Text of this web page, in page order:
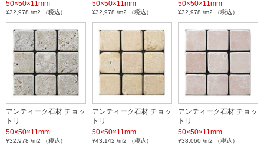
50×50×11mm
¥32,978 /m2 （税込）
50×50×11mm
¥32,978 /m2 （税込）
50×50×11mm
¥32,978 /m2 （税込）
アンティーク石材 チョッ
トリ…
50×50×11mm
¥32,978 /m2 （税込）
アンティーク石材 チョッ
トリ…
50×50×11mm
¥43,142 /m2 （税込）
アンティーク石材 チョッ
トリ…
50×50×11mm
¥38,060 /m2 （税込）